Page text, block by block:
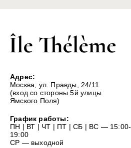
Адрес:
Москва, ул. Правды, 24/11
(вход со стороны 5й улицы
Ямского Поля)
График работы:
ПН | ВТ | ЧТ | ПТ | СБ | ВС — 15:00-
19:00
СР — выходной